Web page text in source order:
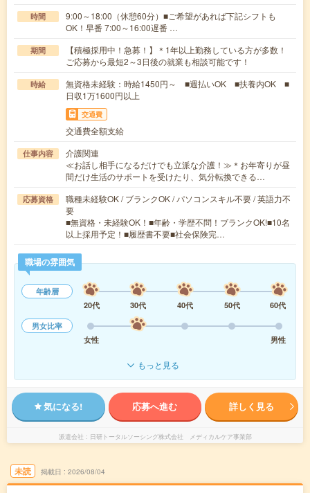
時間
9:00～18:00（休憩60分）■ご希望があれば下記シフトも
OK！早番 7:00～16:00遅番 …
期間
【積極採用中！急募！】＊1年以上勤務している方が多数！
ご応募から最短2～3日後の就業も相談可能です！
時給
無資格未経験：時給1450円～ ■週払いOK ■扶養内OK ■
日収1万1600円以上
交通費
交通費全額支給
仕事内容
介護関連
≪お話し相手になるだけでも立派な介護！≫＊お年寄りが昼
間だけ生活のサポートを受けたり、気分転換できる…
応募資格
職種未経験OK / ブランクOK / パソコンスキル不要 / 英語力不
要
■無資格・未経験OK！■年齢・学歴不問！ブランクOK!■10名
以上採用予定！■履歴書不要■社会保険完…
職場の雰囲気
年齢層
20代
30代 40代 50代
60代
男女比率
女性
男性
もっと見る
気になる! 応募へ進む 詳しく見る
派遣会社 日研トータルソーシング株式会社 メディカルケア事業部
未読 掲載日 2026/08/04